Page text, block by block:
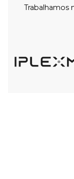
Trabalhamos